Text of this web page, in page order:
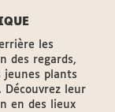
les
des regards,
jeunes plants
leur
en des lieux